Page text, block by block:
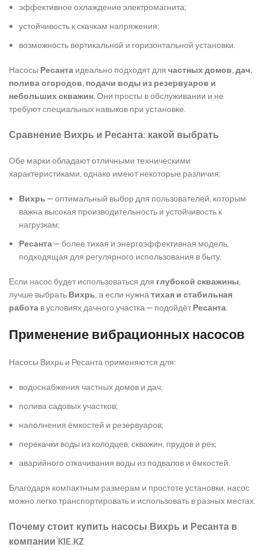
эффективное охлаждение электромагнита;
устойчивость к скачкам напряжения;
возможность вертикальной и горизонтальной установки.
Насосы Ресанта идеально подходят для частных домов, дач,
полива огородов, подачи воды из резервуаров и
небольших скважин. Они просты в обслуживании и не
требуют специальных навыков при установке.
Сравнение Вихрь и Ресанта: какой выбрать
Обе марки обладают отличными техническими
характеристиками, однако имеют некоторые различия:
Вихрь — оптимальный выбор для пользователей, которым
важна высокая производительность и устойчивость к
нагрузкам;
Ресанта— более тихая и энергоэффективная модель,
подходящая для регулярного использования в быту.
Если насос будет использоваться для глубокой скважины,
лучше выбрать Вихрь, а если нужнатихая и стабильная
работа в условиях дачного участка — подойдёт Ресанта.
Применение вибрационных насосов
Насосы Вихрь и Ресанта применяются для:
водоснабжения частных домов и дач;
полива садовых участков;
наполнения ёмкостей и резервуаров;
перекачки воды из колодцев, скважин, прудов и рек;
аварийного откачивания воды из подвалов и ёмкостей.
Благодаря компактным размерам и простоте установки, насос
можно легко транспортировать и использовать в разных местах.
Почему стоит купить насосы Вихрь и Ресанта в
компании KIE.KZ